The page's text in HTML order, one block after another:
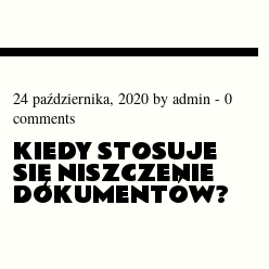
24 października, 2020by admin - 0
comments
KIEDY STOSUJE
SIĘ NISZCZENIE
DOKUMENTÓW?